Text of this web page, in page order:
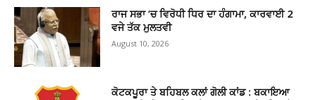
ਰਾਜ ਸਭਾ ‘ਚ ਵਿਰੋਧੀ ਧਿਰ ਦਾ ਹੰਗਾਮਾ, ਕਾਰਵਾਈ 2
ਵਜੇ ਤੱਕ ਮੁਲਤਵੀ
August 10, 2026
ਕੋਟਕਪੂਰਾ ਤੇ ਬਹਿਬਲ ਕਲਾਂ ਗੋਲੀ ਕਾਂਡ : ਬਕਾਇਆ